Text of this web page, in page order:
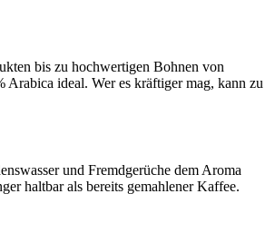
bis zu hochwertigen Bohnen von
Arabica ideal. Wer es kräftiger mag, kann zu
und Fremdgerüche dem Aroma
haltbar als bereits gemahlener Kaffee.